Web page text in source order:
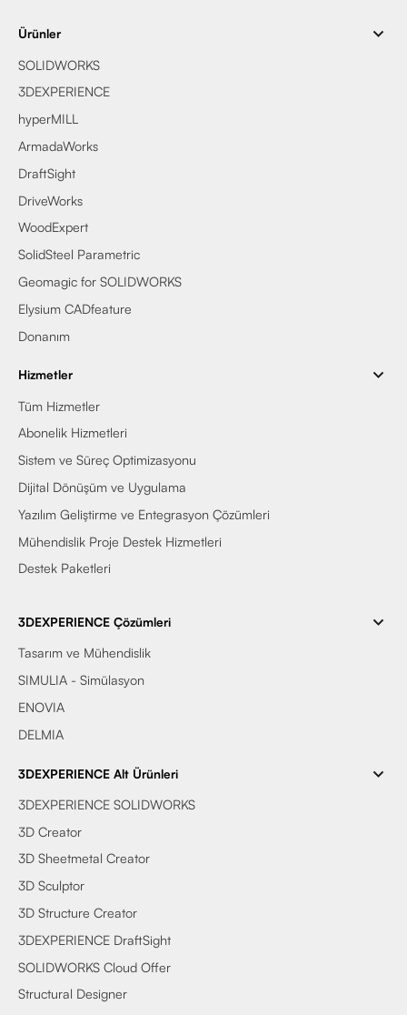
Ürünler
SOLIDWORKS
3DEXPERIENCE
hyperMILL
ArmadaWorks
DraftSight
DriveWorks
WoodExpert
SolidSteel Parametric
Geomagic for SOLIDWORKS
Elysium CADfeature
Donanım
Hizmetler
Tüm Hizmetler
Abonelik Hizmetleri
Sistem ve Süreç Optimizasyonu
Dijital Dönüşüm ve Uygulama
Yazılım Geliştirme ve Entegrasyon Çözümleri
Mühendislik Proje Destek Hizmetleri
Destek Paketleri
3DEXPERIENCE Çözümleri
Tasarım ve Mühendislik
SIMULIA - Simülasyon
ENOVIA
DELMIA
3DEXPERIENCE Alt Ürünleri
3DEXPERIENCE SOLIDWORKS
3D Creator
3D Sheetmetal Creator
3D Sculptor
3D Structure Creator
3DEXPERIENCE DraftSight
SOLIDWORKS Cloud Offer
Structural Designer